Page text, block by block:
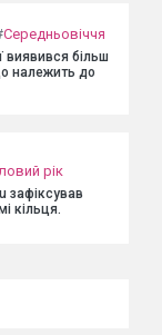
Середньовіччя
виявився більш
належить до
рік
зафіксував
кільця.